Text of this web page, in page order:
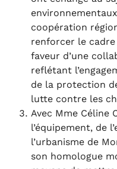
coopération
renforcer le
faveur d’une
reflétant
de la protection
lutte contre les
Avec Mme Céline
l’équipement, de
l’urbanisme de
son homologue